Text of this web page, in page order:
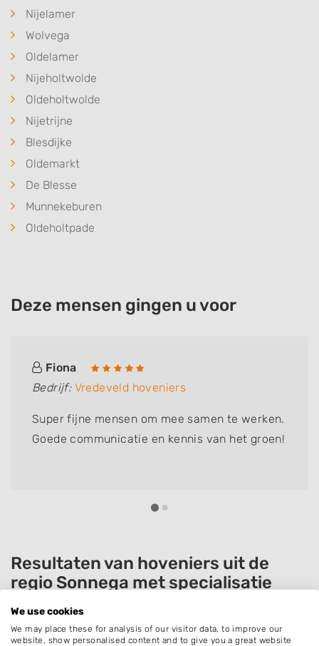
Nijelamer
Wolvega
Oldelamer
Nijeholtwolde
Oldeholtwolde
Nijetrijne
Blesdijke
Oldemarkt
De Blesse
Munnekeburen
Oldeholtpade
Deze mensen gingen u voor
Fiona
Bedrijf: Vredeveld hoveniers
Super fijne mensen om mee samen te werken.
Goede communicatie en kennis van het groen!
Resultaten van hoveniers uit de
regio Sonnega met specialisatie
beschoeiing & damwand
We use cookies
We may place these for analysis of our visitor data, to improve our
website, show personalised content and to give you a great website